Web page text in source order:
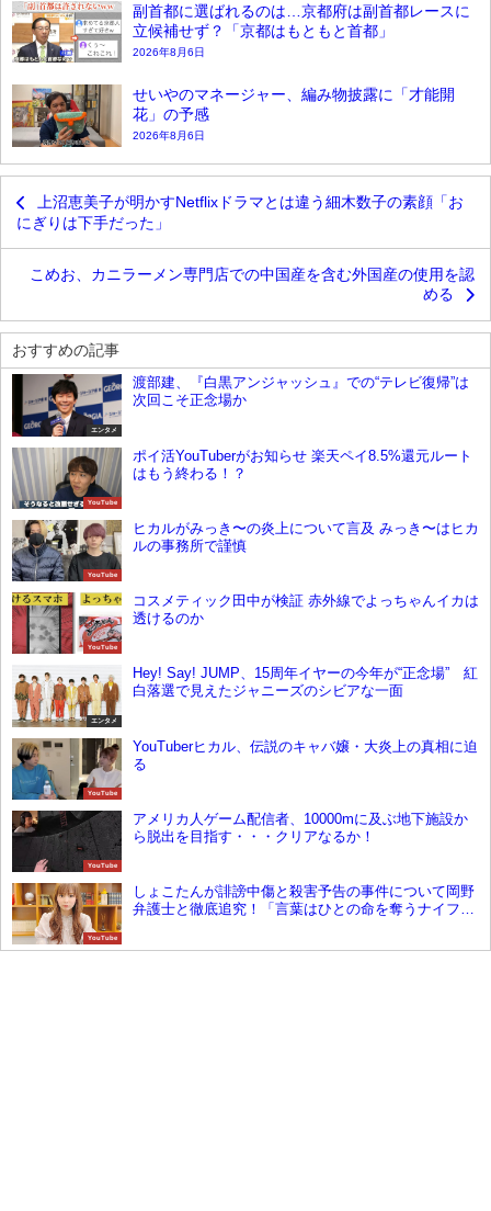
副首都に選ばれるのは…京都府は副首都レースに
立候補せず？「京都はもともと首都」
2026年8月6日
せいやのマネージャー、編み物披露に「才能開
花」の予感
2026年8月6日
上沼恵美子が明かすNetflixドラマとは違う細木数子の素顔「お
にぎりは下手だった」
こめお、カニラーメン専門店での中国産を含む外国産の使用を認
める
おすすめの記事
エンタメ
渡部建、『白黒アンジャッシュ』での“テレビ復帰”は
次回こそ正念場か
YouTube
ポイ活YouTuberがお知らせ 楽天ペイ8.5%還元ルート
はもう終わる！？
YouTube
ヒカルがみっき〜の炎上について言及 みっき〜はヒカ
ルの事務所で謹慎
YouTube
コスメティック田中が検証 赤外線でよっちゃんイカは
透けるのか
エンタメ
Hey! Say! JUMP、15周年イヤーの今年が“正念場” 紅
白落選で見えたジャニーズのシビアな一面
YouTube
YouTuberヒカル、伝説のキャバ嬢・大炎上の真相に迫
る
YouTube
アメリカ人ゲーム配信者、10000mに及ぶ地下施設か
ら脱出を目指す・・・クリアなるか！
YouTube
しょこたんが誹謗中傷と殺害予告の事件について岡野
弁護士と徹底追究！「言葉はひとの命を奪うナイフに